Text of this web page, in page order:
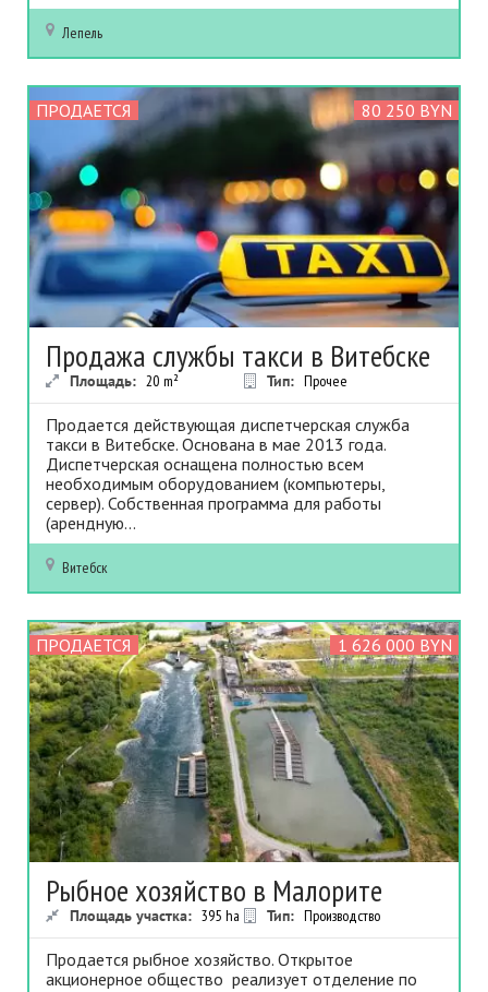
Лепель
ПРОДАЕТСЯ 80 250 BYN
Продажа службы такси в Витебске
Площадь: 20 m² Тип: Прочее
Продается действующая диспетчерская служба
такси в Витебске. Основана в мае 2013 года.
Диспетчерская оснащена полностью всем
необходимым оборудованием (компьютеры,
сервер). Собственная программа для работы
(арендную...
Витебск
ПРОДАЕТСЯ 1 626 000 BYN
Рыбное хозяйство в Малорите
Площадь участка: 395 ha Тип: Производство
Продается рыбное хозяйство. Открытое
акционерное общество реализует отделение по